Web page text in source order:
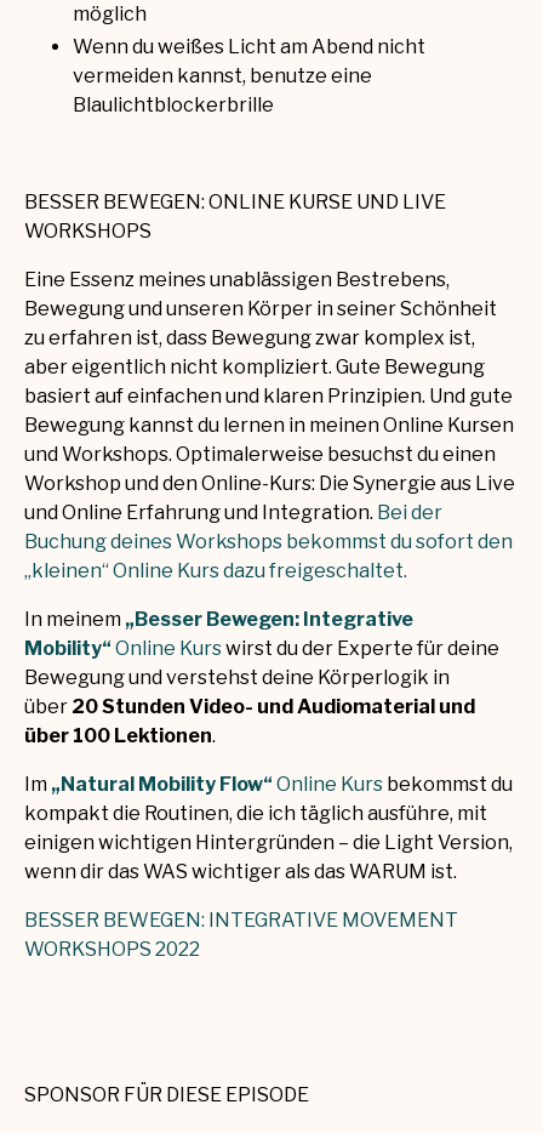
möglich
Wenn du weißes Licht am Abend nicht
vermeiden kannst, benutze eine
Blaulichtblockerbrille
BESSER BEWEGEN: ONLINE KURSE UND LIVE
WORKSHOPS
Eine Essenz meines unablässigen Bestrebens,
Bewegung und unseren Körper in seiner Schönheit
zu erfahren ist, dass Bewegung zwar komplex ist,
aber eigentlich nicht kompliziert. Gute Bewegung
basiert auf einfachen und klaren Prinzipien. Und gute
Bewegung kannst du lernen in meinen Online Kursen
und Workshops. Optimalerweise besuchst du einen
Workshop und den Online-Kurs: Die Synergie aus Live
und Online Erfahrung und Integration. Bei der
Buchung deines Workshops bekommst du sofort den
„kleinen“ Online Kurs dazu freigeschaltet.
In meinem „Besser Bewegen: Integrative
Mobility“ Online Kurswirst du der Experte für deine
Bewegung und verstehst deine Körperlogik in
über 20 Stunden Video- und Audiomaterial und
über 100 Lektionen.
Im „Natural Mobility Flow“ Online Kurs bekommst du
kompakt die Routinen, die ich täglich ausführe, mit
einigen wichtigen Hintergründen – die Light Version,
wenn dir das WAS wichtiger als das WARUM ist.
BESSER BEWEGEN: INTEGRATIVE MOVEMENT
WORKSHOPS 2022
SPONSOR FÜR DIESE EPISODE